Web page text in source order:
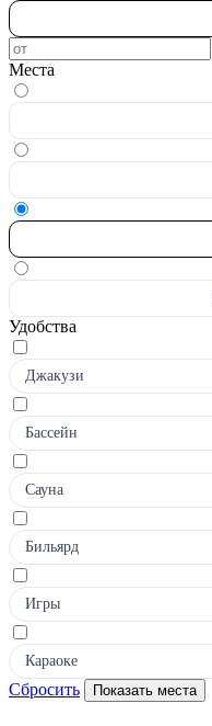
Места
Удобства
Джакузи
Бассейн
Сауна
Бильярд
Игры
Караоке
Сбросить Показать места